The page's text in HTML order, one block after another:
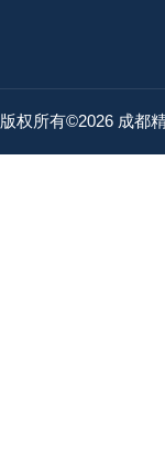
版权所有©2026 成都